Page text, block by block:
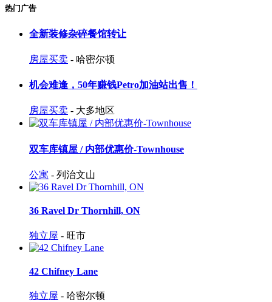
热门广告
全新装修杂碎餐馆转让
房屋买卖 - 哈密尔顿
机会难逢，50年赚钱Petro加油站出售！
房屋买卖 - 大多地区
双车库镇屋 / 内部优惠价-Townhouse
公寓 - 列治文山
36 Ravel Dr Thornhill, ON
独立屋 - 旺市
42 Chifney Lane
独立屋 - 哈密尔顿